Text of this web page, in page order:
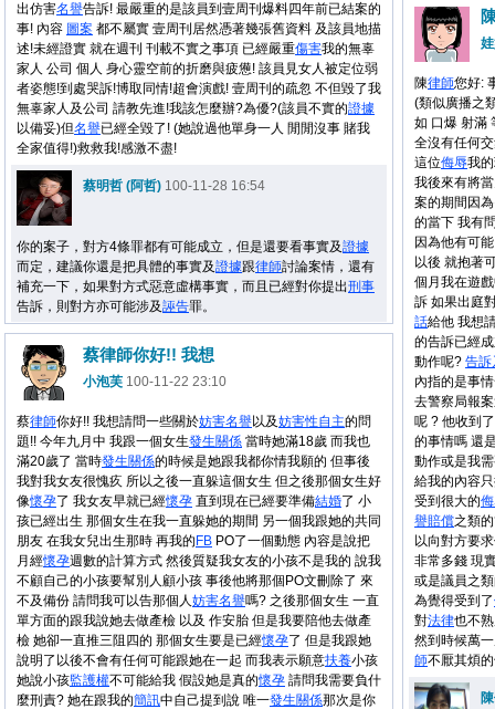
出仿害名譽告訴! 最嚴重的是該員到壹周刊爆料四年前已結案的
事! 內容 圖案 都不屬實 壹周刊居然憑著幾張舊資料 及該員地描
述!未經證實 就在週刊 刊載不實之事項 已經嚴重傷害我的無辜
家人 公司 個人 身心靈空前的折磨與疲憊! 該員見女人被定位弱
者姿態!到處哭訴!博取同情!超會演戲! 壹周刊的疏忽 不但毀了我
無辜家人及公司 請教先進!我該怎麼辦?為優?(該員不實的證據
以備妥)但名譽已經全毀了! (她說過他單身一人 閒閒沒事 賭我
全家值得!)救救我!感激不盡!
蔡明哲 (阿哲) 100-11-28 16:54
你的案子，對方4條罪都有可能成立，但是還要看事實及證據
而定，建議你還是把具體的事實及證據跟律師討論案情，還有
補充一下，如果對方式惡意虛構事實，而且已經對你提出刑事
告訴，則對方亦可能涉及誣告罪。
陳律師您好:
(類似廣播之
如 口爆 射滿
全沒有任何
這位侮辱我
我後來有將
案的期間因
的當下 我有
因為他有可
以後 就抱著
個月我在遊
訴 如果出庭
話給他 我想
的告訴已經
動作呢? 告訴
內指的是事
去警察局報
呢 ? 他收到
的事情嗎 還
動作或是我
給我的內容
受到很大的
譽賠償之類
以向對方要
非常多錢 現
或是議員之
為覺得受到了
對法律也不
然到時候萬
師不厭其煩
蔡律師你好!! 我想
小泡芙 100-11-22 23:10
蔡律師你好!! 我想請問一些關於妨害名譽以及妨害性自主的問
題!! 今年九月中 我跟一個女生發生關係 當時她滿18歲 而我也
滿20歲了 當時發生關係的時候是她跟我都你情我願的 但事後
我對我女友很愧疚 所以之後一直躲這個女生 但之後那個女生好
像懷孕了 我女友早就已經懷孕 直到現在已經要準備結婚了 小
孩已經出生 那個女生在我一直躲她的期間 另一個我跟她的共同
朋友 在我女兒出生那時 再我的 FB PO了一個動態 內容是說把
月經懷孕週數的計算方式 然後質疑我女友的小孩不是我的 說我
不顧自己的小孩要幫別人顧小孩 事後他將那個PO文刪除了 來
不及備份 請問我可以告那個人妨害名譽嗎? 之後那個女生 一直
單方面的跟我說她去做產檢 以及 作安胎 但是我要陪他去做產
檢 她卻一直推三阻四的 那個女生要是已經懷孕了 但是我跟她
說明了以後不會有任何可能跟她在一起 而我表示願意扶養小孩
她說小孩監護權不可能給我 假設她是真的懷孕 請問我需要負什
麼刑責? 她在跟我的簡訊中自己提到說 唯一發生關係那次是你